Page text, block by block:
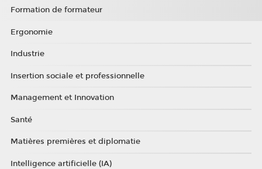
Formation de formateur
Ergonomie
Industrie
Insertion sociale et professionnelle
Management et Innovation
Santé
Matières premières et diplomatie
Intelligence artificielle (IA)